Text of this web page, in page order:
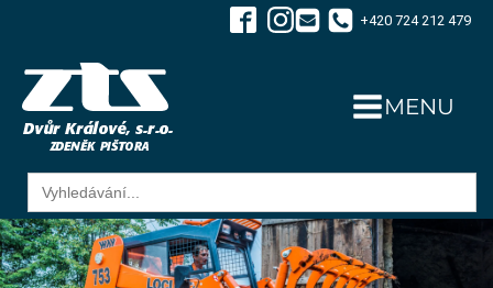
+420 724 212 479
MENU
Search
for: